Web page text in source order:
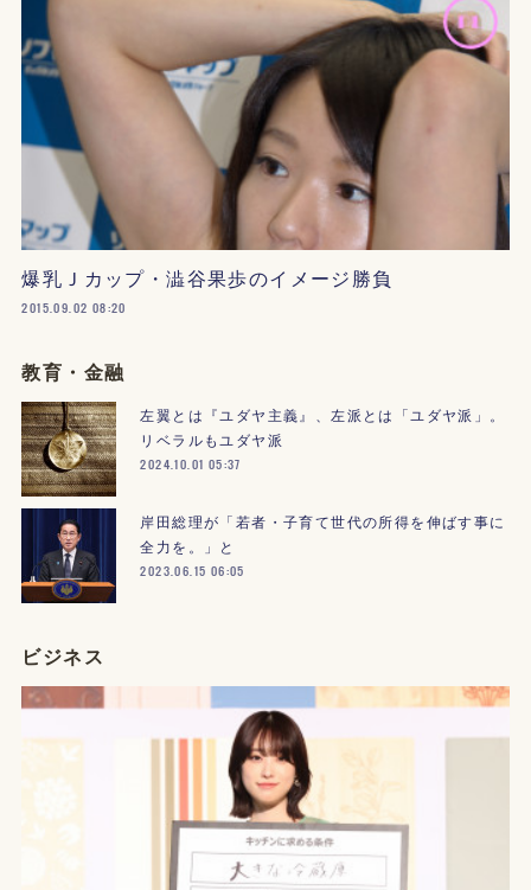
爆乳Ｊカップ・澁谷果歩のイメージ勝負
2015.09.02 08:20
教育・金融
左翼とは『ユダヤ主義』、左派とは「ユダヤ派」。
リベラルもユダヤ派
2024.10.01 05:37
岸田総理が「若者・子育て世代の所得を伸ばす事に
全力を。」と
2023.06.15 06:05
ビジネス